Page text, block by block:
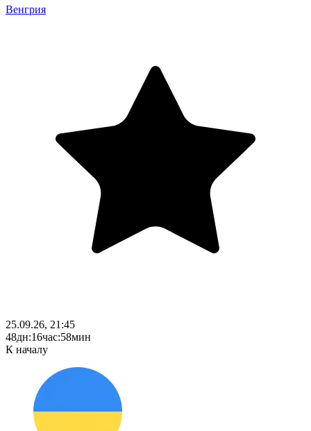
Венгрия
25.09.26, 21:45
48дн:16час:58мин
К началу